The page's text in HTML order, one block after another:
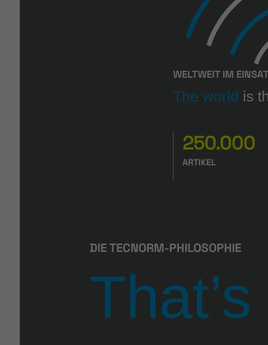
WELTWEIT IM
The world is
250.000
ARTIKEL
DIE TECNORM-PHILOSOPHIE
That’s